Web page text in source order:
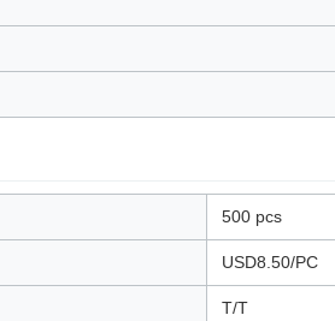
500 pcs
USD8.50/PC
T/T